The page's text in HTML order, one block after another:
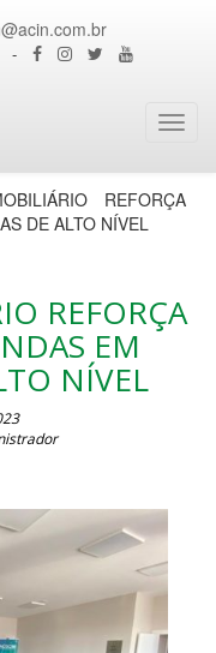
-
REFORÇA
DE ALTO NÍVEL
REFORÇA
EM
NÍVEL